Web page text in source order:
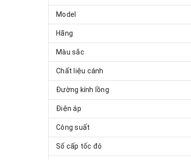
Model
Hãng
Màu sắc
Chất liệu cánh
Đường kính lồng
Điện áp
Công suất
Số cấp tốc độ